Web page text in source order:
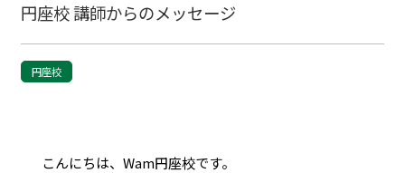
円座校 講師からのメッセージ
円座校
こんにちは、Wam円座校です。